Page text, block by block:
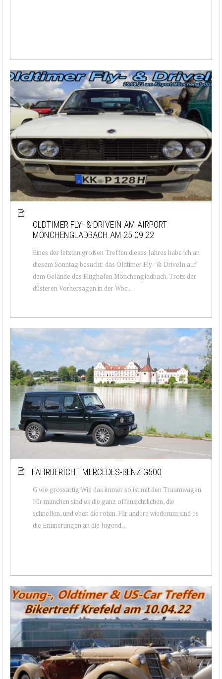
OLDTIMER FLY- & DRIVEIN AM AIRPORT
MÖNCHENGLADBACH AM 25.09.22
Eines der letzten großen Treffen dieses Jahres habe ich an
diesem Sonntag besucht: das Oldtimer Fly- & DriveIn auf
dem Gelände des Flughafen Mönchengladbach. Trotz der
düsteren Vorhersagen in der Woc...
FAHRBERICHT MERCEDES-BENZ G500
G wie grossartig Wie das immer so ist mit den Traumwagen.
Für manchen sind es die ganz offensichtlichen, die
schnellen, und eben die roten. Für andere wiederum sind es
die Erinnerungen an die Jugend ...